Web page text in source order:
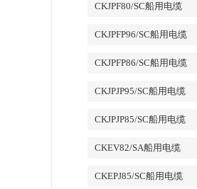
CKJPF80/SC船用电缆
CKJPFP96/SC船用电缆
CKJPFP86/SC船用电缆
CKJPJP95/SC船用电缆
CKJPJP85/SC船用电缆
CKEV82/SA船用电缆
CKEPJ85/SC船用电缆